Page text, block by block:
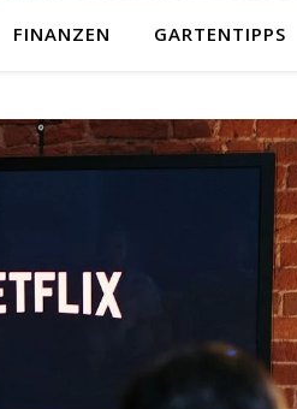
FINANZEN GARTENTIPPS